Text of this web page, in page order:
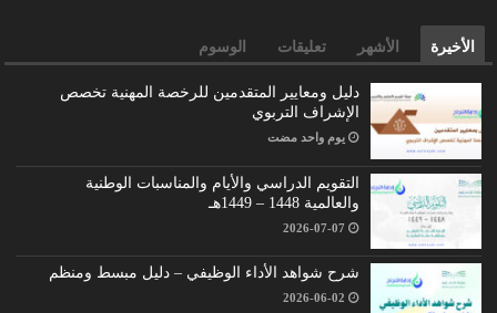
الأخيرة الأشهر تعليقات الوسوم
دليل ومعايير المتقدمين للرخصة المهنية تخصص
الإشراف التربوي
‏يوم واحد مضت
التقويم الدراسي والأيام والمناسبات الوطنية
والعالمية 1448 – 1449هـ
2026-07-07
شرح شواهد الأداء الوظيفي – دليل مبسط ومنظم
2026-06-02